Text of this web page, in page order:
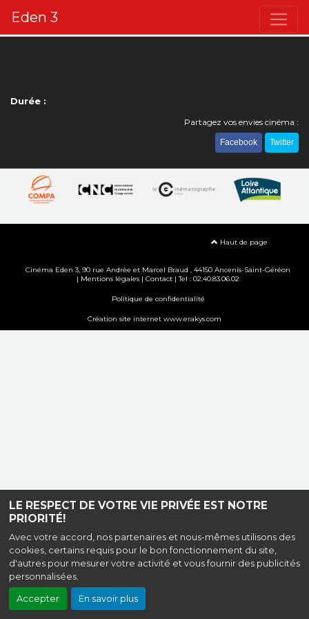
LE RESPECT DE VOTRE VIE PRIVÉE EST NOTRE
PRIORITÉ!
Avec votre accord, nos partenaires et nous-mêmes utilisons des
cookies, certains requis pour le bon fonctionnement du site,
d'autres pour mesurer votre activité et vous fournir des publicités
personnalisées.
Accepter En savoir plus
Eden 3
Durée :
Partagez vos envies cinéma :
Facebook Twitter
Haut de page
Cinéma Eden 3, 90 rue Andrée et Marcel Braud , 44150 Ancenis-Saint-Géréon
| Mentions légales | Contact | Tel : 02.40.83.06.02
Politique de confidentialité
Création site internet www.erakys.com